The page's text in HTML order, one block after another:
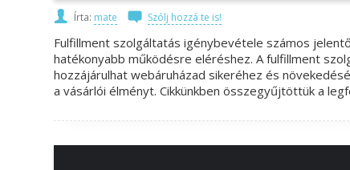
Írta: mate Szólj hozzá te is!
Fulfillment szolgáltatás igénybevétele számos
hatékonyabb működésre eléréshez. A fulfillment
hozzájárulhat webáruházad sikeréhez és
a vásárlói élményt. Cikkünkben összegyűjtöttük a